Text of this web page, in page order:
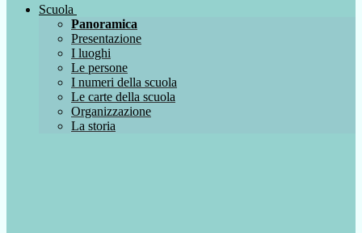
Scuola
Panoramica
Presentazione
I luoghi
Le persone
I numeri della scuola
Le carte della scuola
Organizzazione
La storia